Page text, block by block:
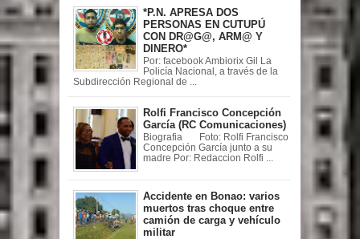
*P.N. APRESA DOS
PERSONAS EN CUTUPÚ
CON DR@G@, ARM@ Y
DINERO*
Por: facebook Ambiorix Gil La
Policía Nacional, a través de la
Subdirección Regional de ...
Rolfi Francisco Concepción
García (RC Comunicaciones)
Biografia Foto: Rolfi Francisco
Concepción García junto a su
madre Por: Redaccion Rolfi ...
Accidente en Bonao: varios
muertos tras choque entre
camión de carga y vehículo
militar